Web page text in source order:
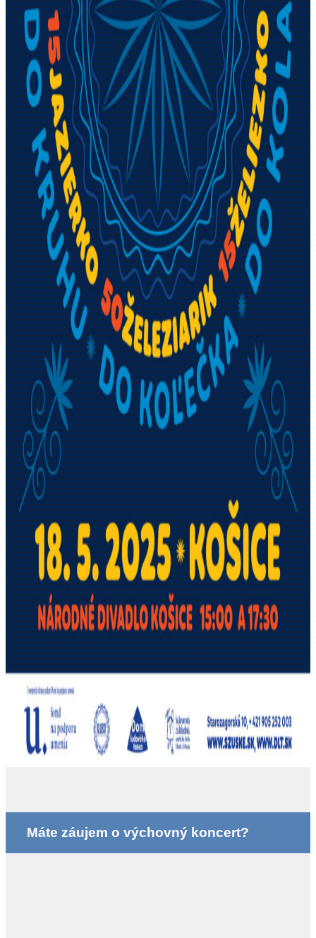
Máte záujem o výchovný koncert?